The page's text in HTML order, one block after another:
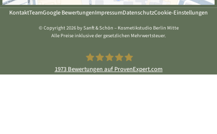
KontaktTeamGoogle BewertungenImpressumDatenschutzCookie-Einstellungen
© Copyright 2026 by Sanft & Schön – Kosmetikstudio Berlin Mitte
Alle Preise inklusive der gesetzlichen Mehrwertsteuer.
1973Bewertungen auf ProvenExpert.com